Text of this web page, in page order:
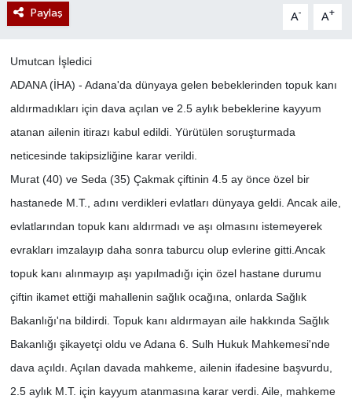
Paylaş A- A+
Umutcan İşledici
ADANA (İHA) - Adana'da dünyaya gelen bebeklerinden topuk kanı
aldırmadıkları için dava açılan ve 2.5 aylık bebeklerine kayyum
atanan ailenin itirazı kabul edildi. Yürütülen soruşturmada
neticesinde takipsizliğine karar verildi.
Murat (40) ve Seda (35) Çakmak çiftinin 4.5 ay önce özel bir
hastanede M.T., adını verdikleri evlatları dünyaya geldi. Ancak aile,
evlatlarından topuk kanı aldırmadı ve aşı olmasını istemeyerek
evrakları imzalayıp daha sonra taburcu olup evlerine gitti.Ancak
topuk kanı alınmayıp aşı yapılmadığı için özel hastane durumu
çiftin ikamet ettiği mahallenin sağlık ocağına, onlarda Sağlık
Bakanlığı'na bildirdi. Topuk kanı aldırmayan aile hakkında Sağlık
Bakanlığı şikayetçi oldu ve Adana 6. Sulh Hukuk Mahkemesi'nde
dava açıldı. Açılan davada mahkeme, ailenin ifadesine başvurdu,
2.5 aylık M.T. için kayyum atanmasına karar verdi. Aile, mahkeme